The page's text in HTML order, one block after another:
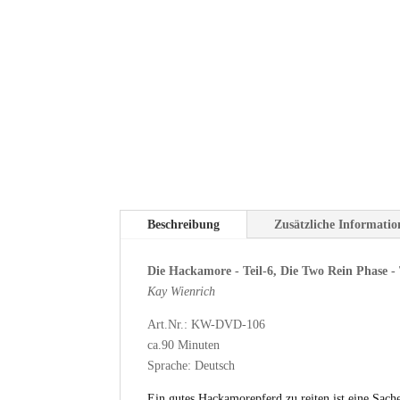
Beschreibung Zusätzliche
Die Hackamore - Teil-6, Die Two Rein Phase -
Kay Wienrich
Art.Nr.: KW-DVD-106
ca.90 Minuten
Sprache: Deutsch